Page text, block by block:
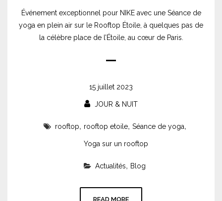
Événement exceptionnel pour NIKE avec une Séance de
yoga en plein air sur le Rooftop Étoile, à quelques pas de
la célèbre place de l’Étoile, au cœur de Paris.
15 juillet 2023
JOUR & NUIT
rooftop, rooftop etoile, Séance de yoga,
Yoga sur un rooftop
Actualités, Blog
READ MORE